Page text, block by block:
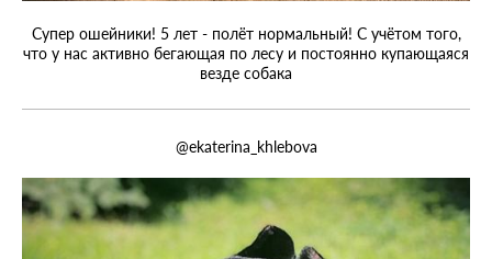
Супер ошейники! 5 лет - полёт нормальный! С учётом того,
что у нас активно бегающая по лесу и постоянно купающаяся
везде собака
@ekaterina_khlebova